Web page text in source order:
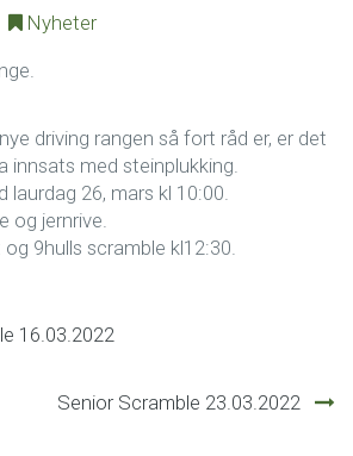
Nyheter
driving rangen så fort råd er, er det
innsats med steinplukking.
laurdag 26, mars kl 10:00.
og jernrive.
9hulls scramble kl12:30.
16.03.2022
Senior Scramble 23.03.2022